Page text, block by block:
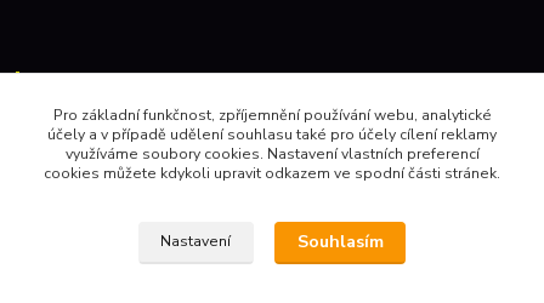
604 157410 , 602 345528
Pro základní funkčnost, zpříjemnění používání webu, analytické
účely a v případě udělení souhlasu také pro účely cílení reklamy
využíváme soubory cookies. Nastavení vlastních preferencí
cookies můžete kdykoli upravit odkazem ve spodní části stránek.
Nastavení Souhlasím